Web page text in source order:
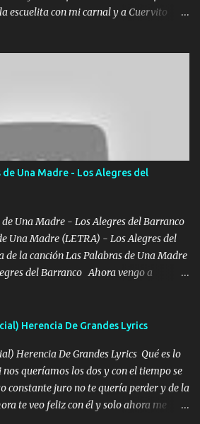
escuelita con mi carnal y a Cuervito
sepan Aquí Pura GENTE DE LA RANA 🐸
4 EN LA CIUDAD TIJUANA Música Al
atento a cualquier necesidad no porque
confiamos al andar y nunca con la
tropezar Cuando ando de enamorado
de Una Madre - Los Alegres del
Una Madre - Los Alegres del Barranco
Una Madre (LETRA) - Los Alegres del
la canción Las Palabras de Una Madre
del Barranco Ahora vengo a
ya este con Dios el destino así lo
volvernos a vernos El recuerdo que yo
va, en mi corazón me llevo lo mismo que
triste porque no puedo mirarte, mas se
tu eres mi gran ángel, El desespero me
Herencia De Grandes Lyrics
Herencia De Grandes Lyrics Qué es lo
queríamos los dos y con el tiempo se
constante juro no te quería perder y de la
te veo feliz con él y solo ahora me